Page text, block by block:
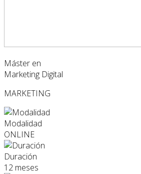
Máster en
Marketing Digital
MARKETING
Modalidad
ONLINE
Duración
12 meses